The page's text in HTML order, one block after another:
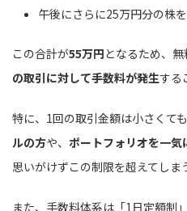
午後にさらに25万円分の株
この合計が55万円となるため、無
の取引に対して手数料が発生する
特に、1回の取引金額は小さくても
ルの方や、 ポートフォリオを一
思いがけずこの制限を超えてしま
また、手数料体系は「1日定額制